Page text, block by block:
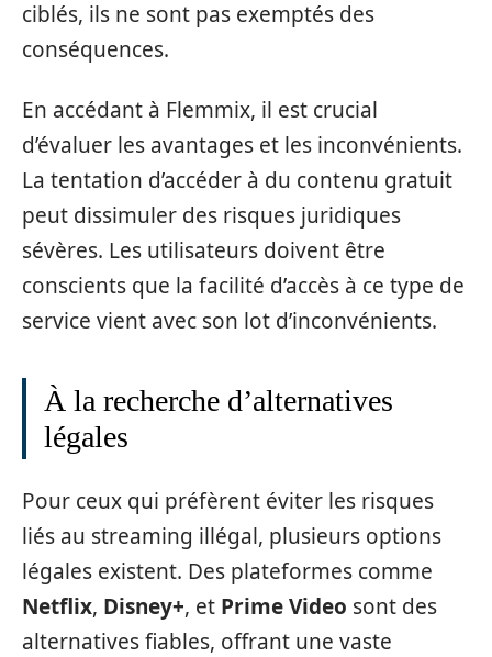
ciblés, ils ne sont pas exemptés des
conséquences.
En accédant à Flemmix, il est crucial
d’évaluer les avantages et les inconvénients.
La tentation d’accéder à du contenu gratuit
peut dissimuler des risques juridiques
sévères. Les utilisateurs doivent être
conscients que la facilité d’accès à ce type de
service vient avec son lot d’inconvénients.
À la recherche d’alternatives
légales
Pour ceux qui préfèrent éviter les risques
liés au streaming illégal, plusieurs options
légales existent. Des plateformes comme
Netflix, Disney+, et Prime Video sont des
alternatives fiables, offrant une vaste